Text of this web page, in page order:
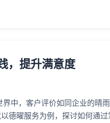
，提升满意度
中，客户评价如同企业的晴
德曜服务为例，探讨如何通过